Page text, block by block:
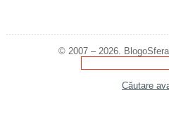
© 2007 – 2026.
Căutare